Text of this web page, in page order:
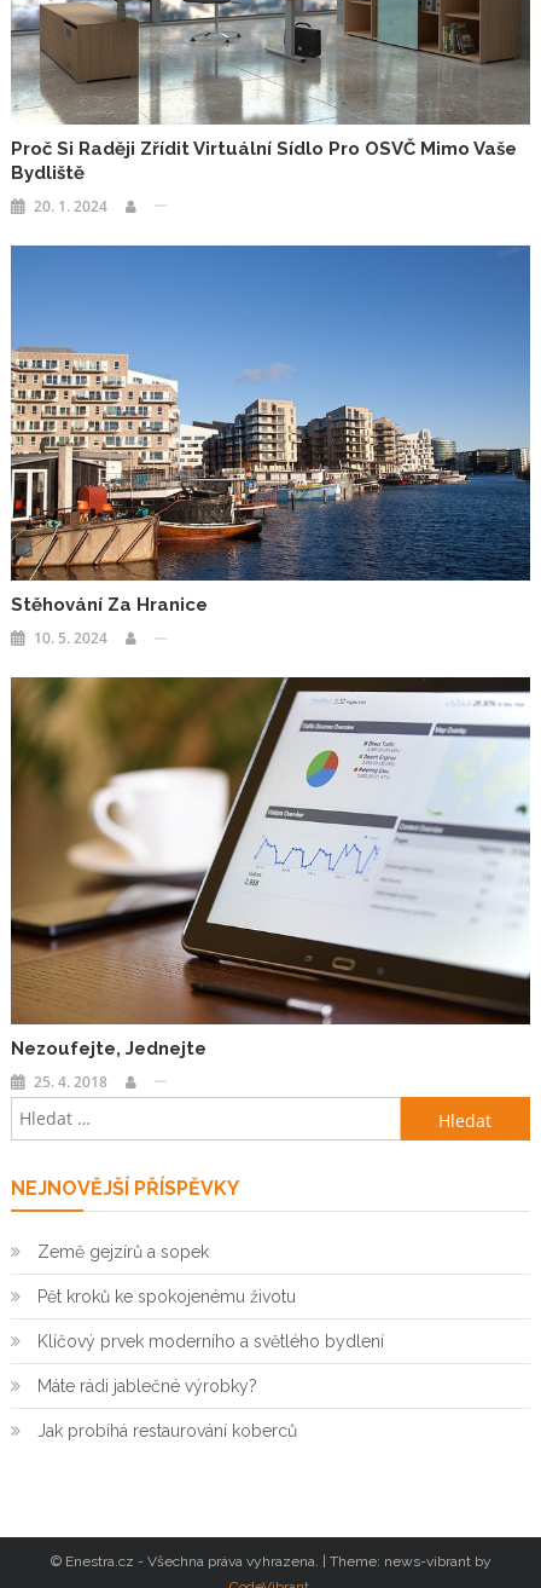
Proč Si Raději Zřídit Virtuální Sídlo Pro OSVČ Mimo Vaše
Bydliště
20. 1. 2024
Stěhování Za Hranice
10. 5. 2024
Nezoufejte, Jednejte
25. 4. 2018
Vyhledávání
NEJNOVĚJŠÍ PŘÍSPĚVKY
Země gejzírů a sopek
Pět kroků ke spokojenému životu
Klíčový prvek moderního a světlého bydlení
Máte rádi jablečné výrobky?
Jak probíhá restaurování koberců
© Enestra.cz - Všechna práva vyhrazena. | Theme: news-vibrant by